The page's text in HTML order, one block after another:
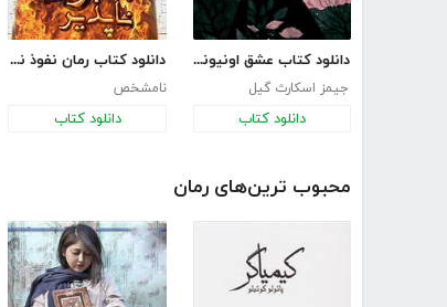
دانلود کتاب عشق اونیونگ
جیمز اسکارث گیل
دانلود کتاب
دانلود کتاب رمان نفوذ ناپذیر
نامشخص
دانلود کتاب
محبوب ترین‌های رمان